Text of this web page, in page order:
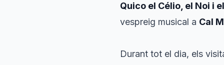
Quico el Célio, el Noi i
vespreig musical a Cal
Durant tot el dia, els